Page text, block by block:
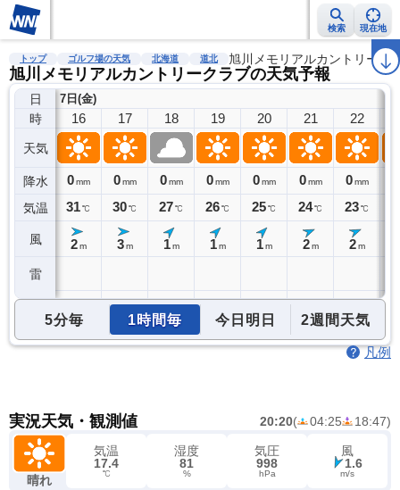
検索 現在地
雨雲レーダー 台風情報 地震情報 警報・注意報 2週間天気 ラ
トップ ゴルフ場の天気 北海道 道北 旭川メモリアルカントリーク
旭川メモリアルカントリークラブの天気予報
日
時
天気
降水
気温
風
雷
7日(金)
16
0 mm
31℃
2 m
17
0 mm
30℃
3 m
18
0 mm
27℃
1 m
19
0 mm
26℃
1 m
20
0 mm
25℃
1 m
21
0 mm
24℃
2 m
22
0 mm
23℃
2 m
5分毎 1時間毎 今日明日 2週間天気
凡例
実況天気・観測値 20:20( 04:25 18:47)
晴れ
気温
17.4
℃
湿度
81
%
気圧
998
hPa
風
1.6
m/s